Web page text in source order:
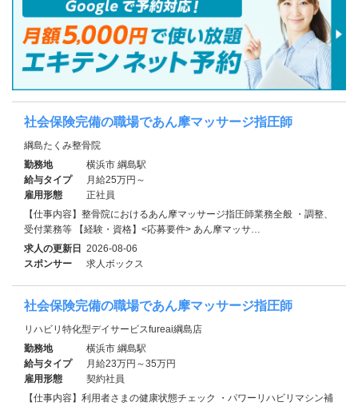
社会保険完備の職場であん摩マッサージ指圧師
綱島たくみ整骨院
勤務地
横浜市 綱島駅
給与タイプ
月給25万円～
雇用形態
正社員
【仕事内容】整骨院におけるあん摩マッサージ指圧師業務全般 ・調整、
受付業務等 【経験・資格】<応募要件> あん摩マッサ…
求人の更新日 2026-08-06
スポンサー
求人ボックス
社会保険完備の職場であん摩マッサージ指圧師
リハビリ特化型デイサービスfureai綱島店
勤務地
横浜市 綱島駅
給与タイプ
月給23万円～35万円
雇用形態
契約社員
【仕事内容】利用者さまの健康状態チェック ・パワーリハビリマシン補